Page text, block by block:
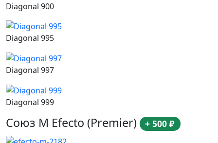
Diagonal 900
Diagonal 995
Diagonal 997
Diagonal 999
Союз М Efecto (Premier) + 500 ₽